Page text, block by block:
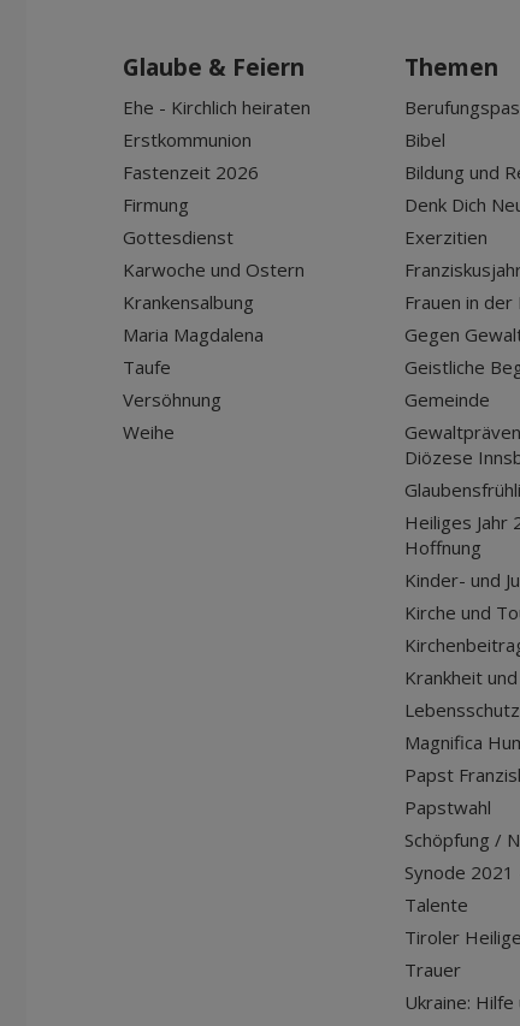
Glaube & Feiern
Ehe - Kirchlich heiraten
Erstkommunion
Fastenzeit 2026
Firmung
Gottesdienst
Karwoche und Ostern
Krankensalbung
Maria Magdalena
Taufe
Versöhnung
Weihe
Themen
Bibel
Bildung und
Denk Dich
Exerzitien
Frauen in der
Gegen
Geistliche
Gemeinde
Diözese
Heiliges Jahr
Hoffnung
Kinder- und
Kirche und
Krankheit
Lebensschutz
Magnifica
Papst
Papstwahl
Schöpfung /
Synode 2021
Talente
Tiroler
Trauer
Ukraine: